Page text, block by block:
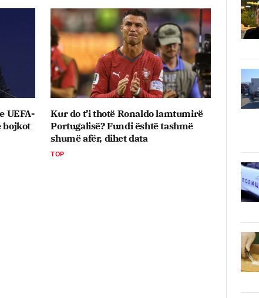
UEFA-
bojkot
Kur do t’i thotë Ronaldo lamtumirë
Portugalisë? Fundi është tashmë
shumë afër, dihet data
TOP